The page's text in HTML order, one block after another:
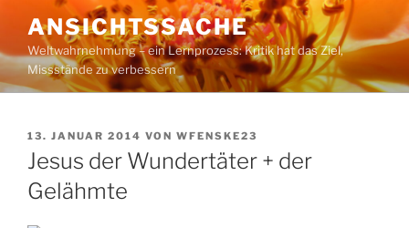
Inhalt
springen
ANSICHTSSACHE
Weltwahrnehmung – ein Lernprozess: Kritik hat das Ziel,
Missstände zu verbessern
VERÖFFENTLICHT
AM
13. JANUAR 2014 VON WFENSKE23
Jesus der Wundertäter + der
Gelähmte